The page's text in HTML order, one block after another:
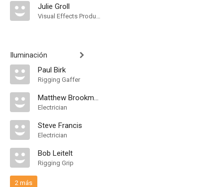
Julie Groll
Visual Effects Producer
Iluminación
Paul Birk
Rigging Gaffer
Matthew Brookman
Electrician
Steve Francis
Electrician
Bob Leitelt
Rigging Grip
2 más